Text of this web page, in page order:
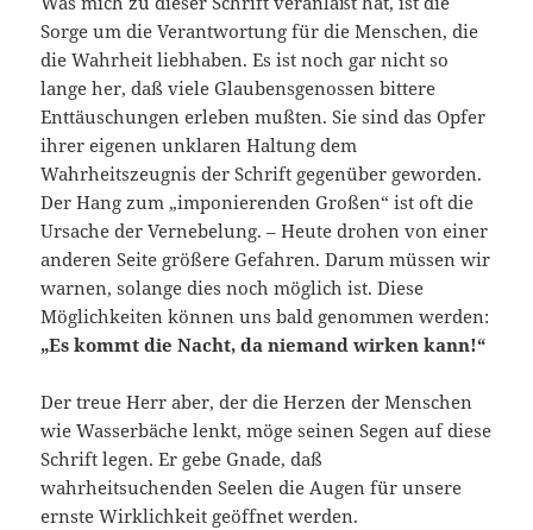
Sorge um die Verantwortung für die Menschen, die
die Wahrheit liebhaben. Es ist noch gar nicht so
lange her, daß viele Glaubensgenossen bittere
Enttäuschungen erleben mußten. Sie sind das Opfer
ihrer eigenen unklaren Haltung dem
Wahrheitszeugnis der Schrift gegenüber geworden.
Der Hang zum „imponierenden Großen“ ist oft die
Ursache der Vernebelung. – Heute drohen von einer
anderen Seite größere Gefahren. Darum müssen wir
warnen, solange dies noch möglich ist. Diese
Möglichkeiten können uns bald genommen werden:
„Es kommt die Nacht, da niemand wirken kann!“
Der treue Herr aber, der die Herzen der Menschen
wie Wasserbäche lenkt, möge seinen Segen auf diese
Schrift legen. Er gebe Gnade, daß
wahrheitsuchenden Seelen die Augen für unsere
ernste Wirklichkeit geöffnet werden.